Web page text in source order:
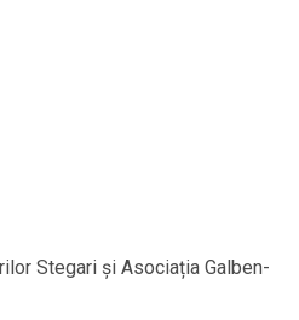
Stegari și Asociația Galben-